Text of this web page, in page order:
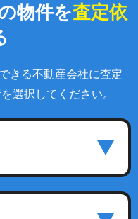
物件を査定依
きる不動産会社に査定
選択してください。